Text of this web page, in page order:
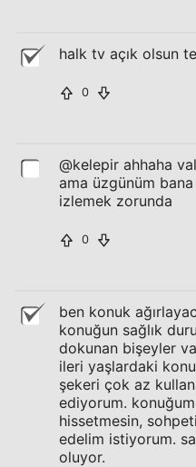
halk tv açık olsun
0
@kelepir ahhaha
ama üzgünüm
izlemek zorunda
0
ben konuk
konuğun sağlık
dokunan bişeyler
ileri yaşlardaki
şekeri çok az
ediyorum. konuğum
hissetmesin,
edelim istiyorum.
oluyor.